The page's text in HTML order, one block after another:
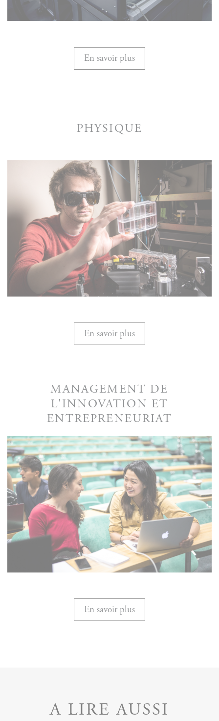
En savoir plus
PHYSIQUE
En savoir plus
MANAGEMENT DE
L'INNOVATION ET
ENTREPRENEURIAT
En savoir plus
A LIRE AUSSI